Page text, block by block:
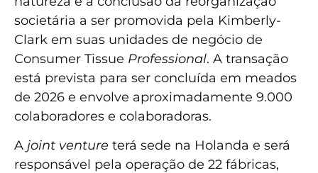
societária a ser promovida pela Kimberly-
Clark em suas unidades de negócio de
Consumer Tissue Professional. A transação
está prevista para ser concluída em meados
de 2026 e envolve aproximadamente 9.000
colaboradores e colaboradoras.
A joint venture terá sede na Holanda e será
responsável pela operação de 22 fábricas,